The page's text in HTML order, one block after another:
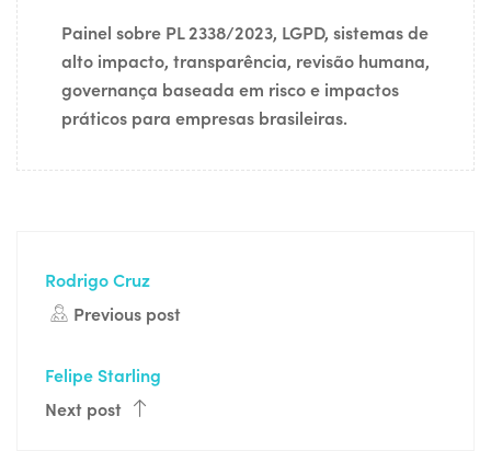
Painel sobre PL 2338/2023, LGPD, sistemas de
alto impacto, transparência, revisão humana,
governança baseada em risco e impactos
práticos para empresas brasileiras.
Rodrigo Cruz
Previous post
Felipe Starling
Next post